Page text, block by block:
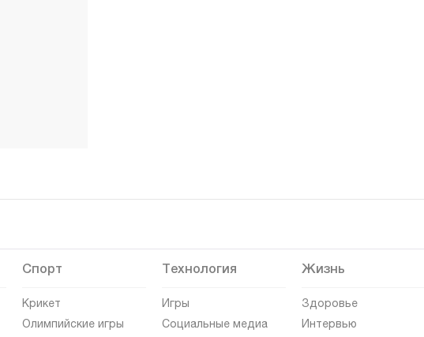
Спорт
Крикет
Олимпийские игры
Технология
Игры
Социальные медиа
Жизнь
Здоровье
Интервью